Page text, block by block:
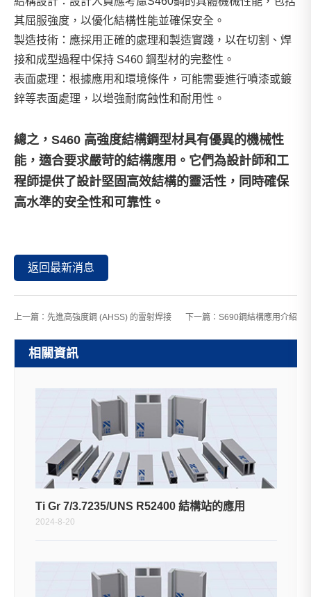
其屈服強度，以優化結構性能並確保安全。
製造技術：應採用正確的處理和製造實踐，以在切割、焊
接和成型過程中保持 S460 鋼型材的完整性。
表面處理：根據應用和環境條件，可能需要進行噴漆或鍍
鋅等表面處理，以增強耐腐蝕性和耐用性。
總之，S460 高強度結構鋼型材具有優異的機械性
能，適合要求嚴苛的結構應用。它們為設計師和工
程師提供了設計堅固高效結構的靈活性，同時確保
高水準的安全性和可靠性。
返回最新消息
上一篇： 先進高強度鋼 (AHSS) 的雷射焊接 下一篇： S690鋼結構應用介紹
相關資訊
Ti Gr 7/3.7235/UNS R52400 結構站的應用
2024-8-20